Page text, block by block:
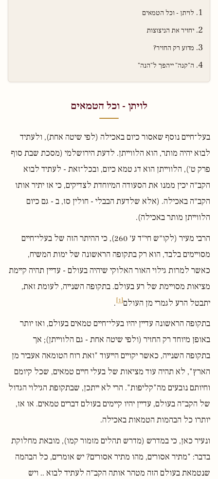
לויתן - וכל הטמאים
יחזיר את הניצוצות
מדוע רק החזיר?
ה"קנה" ייהפך ל"הנה"
לויתן - וכל הטמאים
בעל־חיים נוסף שאסור כיום באכילה (לפי שיטה אחת), ולעתיד
לבוא יהיה מותר, הוא הלווייתן. לדעת הירושלמי (מסכת שבת סוף
פרק ט׳), הלווייתן הוא דג טמא כיום, ובכל־זאת - לעתיד לבוא
הקב״ה יכין ממנו את הסעודה המיוחדת לצדיקים, כי אז יתיר אותו
הקב״ה באכילה. (אלא שלדעת הבבלי - חולין סז, ב - גם כיום
הלווייתן מותר באכילה).
הרבי מעיר (לקו״ש חי״ד ע׳ 260), כי ההיתר הזה של בעלי־חיים
מסויימים בלבד, הוא רק בתקופה הראשונה של ימות המשיח,
כאשר למרות גילוי האור האלוקי שיהיה בעולם - עדיין תהיה קיימת
מציאות מסויימת של רע בעולם. בתקופה השנייה, לעומת זאת,
יתבטל הרע לגמרי מן העולם[1]
.
בתקופה הראשונה עדיין יהיו בעלי־חיים טמאים בעולם, ואז יותר
באופן מיוחד רק החזיר (ולפי שיטה אחת - גם הלווייתן); אך
בתקופה השנייה, כאשר יקויים הייעוד "ואת רוח הטומאה אעביר מן
הארץ", לא תהיה עוד מציאות של בעלי חיים טמאים, שכל קיומם
וחיותם נובעים מה"קליפות". הרי לא ייתכן, שבתקופת הגילוי הגדול
של הקב״ה בעולם, עדיין יהיו קיימים בעולם דברים טמאים. או אז,
יותרו כל הבהמות הטמאות באכילה.
ונעיר כאן, כי במדרש (מדרש תהלים מזמור קמו), מובאת מחלוקת
בדבר: "מתיר אסורים, מהו מתיר אסורים? יש אומרים, כל הבהמה
שנטמאת בעולם הזה מטהר אותה הקב״ה לעתיד לבוא .. ויש